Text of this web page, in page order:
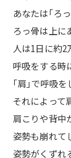
あなたは｢ろ
ろっ骨は上に
人は1日に約2
呼吸をする時
｢肩｣で呼吸を
それによって
肩こりや背中
姿勢も崩れて
姿勢がくずれ